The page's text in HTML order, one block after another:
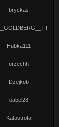
bryckas
Hubka111
orzechh
Dżejkob
babel28
Katastrofa